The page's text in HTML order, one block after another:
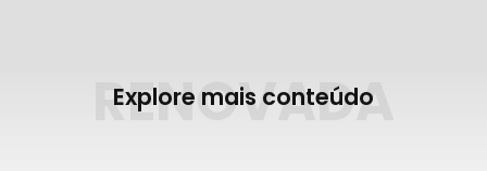
RENOVADA
Explore mais conteúdo